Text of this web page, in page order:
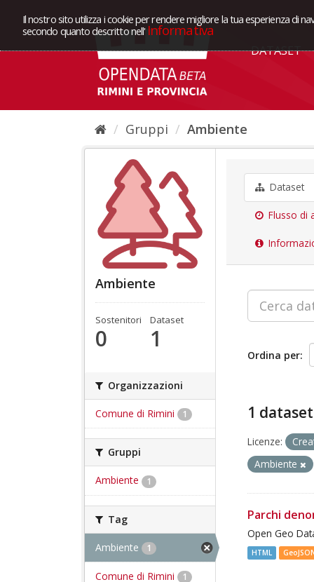
Il nostro sito utilizza i cookie per rendere migliore la tua esperienza di
secondo quanto descritto nell' Informativa
DATASET
Gruppi Ambiente
Ambiente
Sostenitori
0
Dataset
1
Organizzazioni
Comune di Rimini 1
Gruppi
Ambiente 1
Tag
Ambiente 1
Comune di Rimini 1
Dataset
Flusso di
Ordina per
1
Licenze:
Ambiente
Parchi
Open Geo
HTML